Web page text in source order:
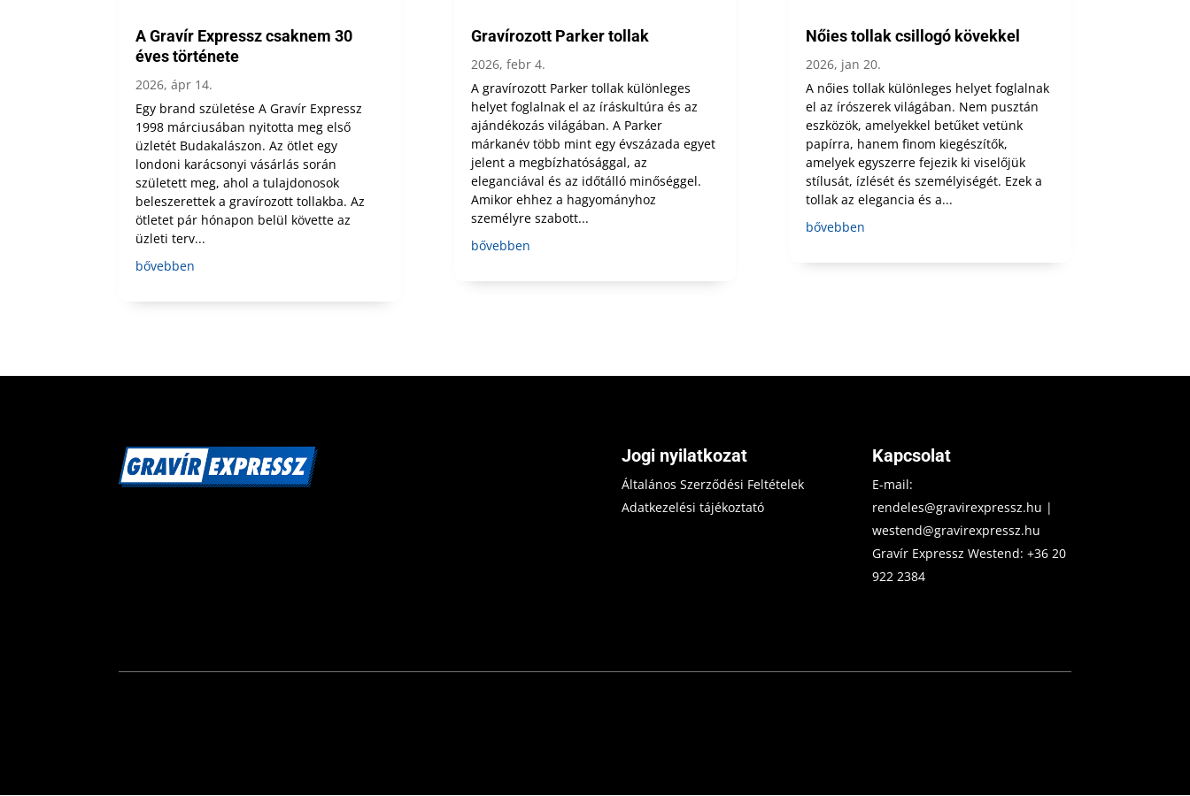
A Gravír Expressz csaknem 30
éves története
2026, ápr 14.
Egy brand születése A Gravír Expressz
1998 márciusában nyitotta meg első
üzletét Budakalászon. Az ötlet egy
londoni karácsonyi vásárlás során
született meg, ahol a tulajdonosok
beleszerettek a gravírozott tollakba. Az
ötletet pár hónapon belül követte az
üzleti terv...
bővebben
Gravírozott Parker tollak
2026, febr 4.
A gravírozott Parker tollak különleges
helyet foglalnak el az íráskultúra és az
ajándékozás világában. A Parker
márkanév több mint egy évszázada egyet
jelent a megbízhatósággal, az
eleganciával és az időtálló minőséggel.
Amikor ehhez a hagyományhoz
személyre szabott...
bővebben
Nőies tollak csillogó kövekkel
2026, jan 20.
A nőies tollak különleges helyet foglalnak
el az írószerek világában. Nem pusztán
eszközök, amelyekkel betűket vetünk
papírra, hanem finom kiegészítők,
amelyek egyszerre fejezik ki viselőjük
stílusát, ízlését és személyiségét. Ezek a
tollak az elegancia és a...
bővebben
Jogi nyilatkozat
Általános Szerződési Feltételek
Adatkezelési tájékoztató
Kapcsolat
E-mail:
rendeles@gravirexpressz.hu |
westend@gravirexpressz.hu
Gravír Expressz Westend:+36 20
922 2384